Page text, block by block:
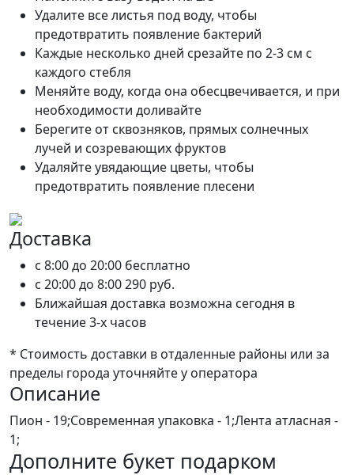
Удалите все листья под воду, чтобы
предотвратить появление бактерий
Каждые несколько дней срезайте по 2-3 см с
каждого стебля
Меняйте воду, когда она обесцвечивается, и при
необходимости доливайте
Берегите от сквозняков, прямых солнечных
лучей и созревающих фруктов
Удаляйте увядающие цветы, чтобы
предотвратить появление плесени
Доставка
c 8:00 до 20:00 бесплатно
c 20:00 до 8:00290 руб.
Ближайшая доставка возможна сегодня в
течение 3-х часов
* Стоимость доставки в отдаленные районы или за
пределы города уточняйте у оператора
Описание
Пион - 19;Современная упаковка - 1;Лента атласная -
1;
Дополните букет подарком